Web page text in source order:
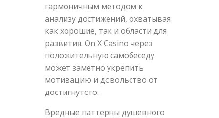
гармоничным методом к
анализу достижений, охватывая
как хорошие, так и области для
развития. On X Casino через
положительную самобеседу
может заметно укрепить
мотивацию и довольство от
достигнутого.
Вредные паттерны душевного